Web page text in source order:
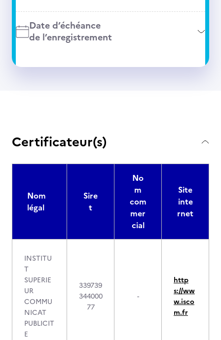
Date d’échéance
de l’enregistrement
Certificateur(s)
Nom
légal
Sire
t
No
m
com
mer
cial
Site
inte
rnet
INSTITU
T
SUPERIE
UR
COMMU
NICAT
PUBLICIT
E
339739
344000
77
-
http
s://ww
w.isco
m.fr